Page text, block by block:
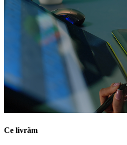
Ce livrăm